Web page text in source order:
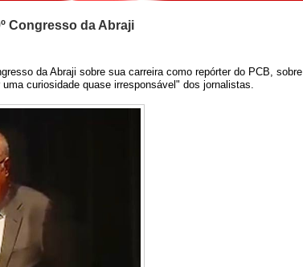
Congresso da Abraji
da Abraji sobre sua carreira como repórter do PCB, sobre
curiosidade quase irresponsável" dos jornalistas.